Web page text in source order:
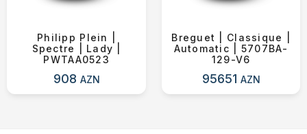
Philipp Plein |
Spectre | Lady |
PWTAA0523
908 AZN
Breguet | Classique |
Automatic | 5707BA-
129-V6
95651 AZN